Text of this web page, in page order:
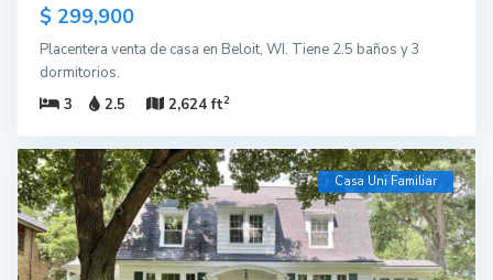
$ 299,900
Placentera venta de casa en Beloit, WI. Tiene 2.5 baños y 3
dormitorios.
3
2.5 2,624 ft2
Casa Uni Familiar